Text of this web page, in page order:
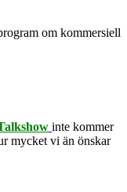
om kommersiell
inte kommer
mycket vi än önskar